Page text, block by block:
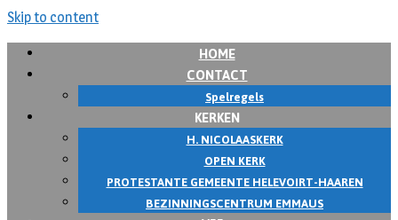
Skip to content
HOME
CONTACT
Spelregels
KERKEN
H. NICOLAASKERK
OPEN KERK
PROTESTANTE GEMEENTE HELEVOIRT-HAAREN
BEZINNINGSCENTRUM EMMAUS